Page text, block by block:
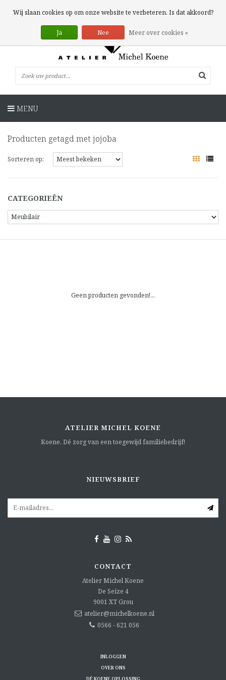
0 Artikelen
MENU
Producten getagd met jojoba
Sorteren op:
CATEGORIEËN
Geen producten gevonden!...
ATELIER MICHEL KOENE
Koene. Dé zorg van een toegewijd familiebedrijf!
NIEUWSBRIEF
CONTACT
Atelier Michel Koene
De Seize 4
9001 XT Grou
atelier@michelkoene.nl
0566 - 621 056
INLOGGEN
OVER ONS
DÉ KOENE OPLOSSING
Wij slaan cookies op om onze website te verbeteren. Is dat akkoord?
Ja Nee Meer over cookies »